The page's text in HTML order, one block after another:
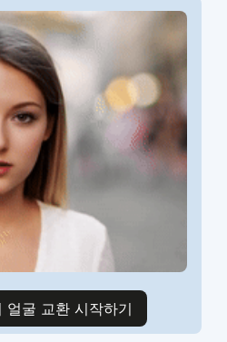
얼굴 교환 시작하기